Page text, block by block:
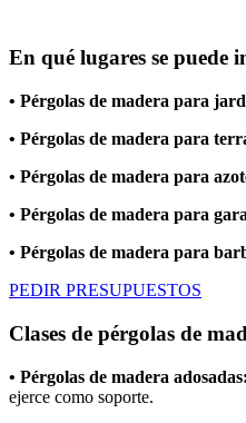
En qué lugares se puede
• Pérgolas de madera para
• Pérgolas de madera para
• Pérgolas de madera para
• Pérgolas de madera para
• Pérgolas de madera para
PEDIR PRESUPUESTOS
Clases de pérgolas de
• Pérgolas de madera adosadas:
ejerce como soporte.